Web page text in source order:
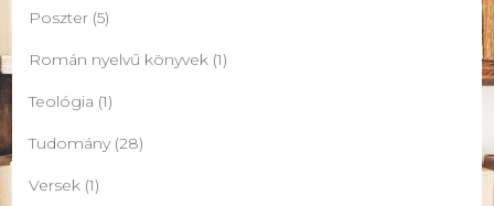
Poszter (5)
Román nyelvű könyvek (1)
Teológia (1)
Tudomány (28)
Versek (1)